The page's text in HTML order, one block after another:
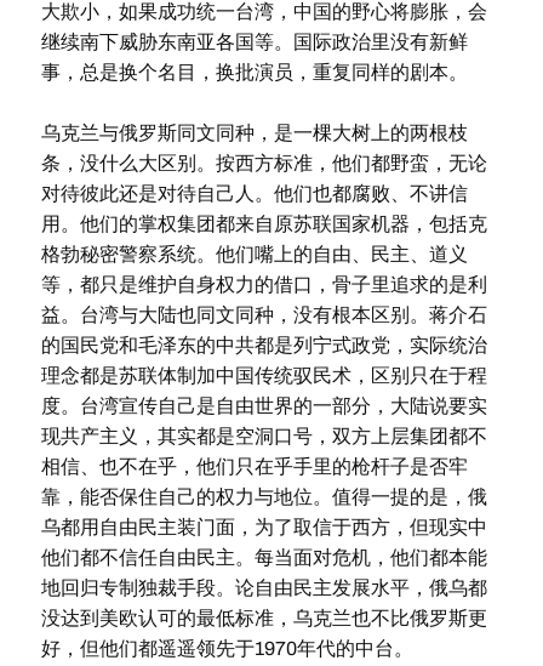
大欺小，如果成功统一台湾，中国的野心将膨胀，会
继续南下威胁东南亚各国等。国际政治里没有新鲜
事，总是换个名目，换批演员，重复同样的剧本。
乌克兰与俄罗斯同文同种，是一棵大树上的两根枝
条，没什么大区别。按西方标准，他们都野蛮，无论
对待彼此还是对待自己人。他们也都腐败、不讲信
用。他们的掌权集团都来自原苏联国家机器，包括克
格勃秘密警察系统。他们嘴上的自由、民主、道义
等，都只是维护自身权力的借口，骨子里追求的是利
益。台湾与大陆也同文同种，没有根本区别。蒋介石
的国民党和毛泽东的中共都是列宁式政党，实际统治
理念都是苏联体制加中国传统驭民术，区别只在于程
度。台湾宣传自己是自由世界的一部分，大陆说要实
现共产主义，其实都是空洞口号，双方上层集团都不
相信、也不在乎，他们只在乎手里的枪杆子是否牢
靠，能否保住自己的权力与地位。值得一提的是，俄
乌都用自由民主装门面，为了取信于西方，但现实中
他们都不信任自由民主。每当面对危机，他们都本能
地回归专制独裁手段。论自由民主发展水平，俄乌都
没达到美欧认可的最低标准，乌克兰也不比俄罗斯更
好，但他们都遥遥领先于1970年代的中台。